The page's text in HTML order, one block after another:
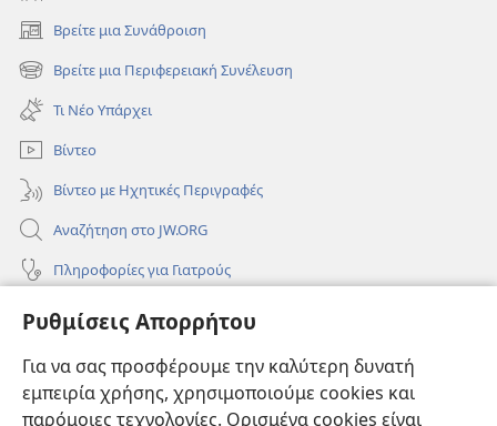
Ρυθμίσεις Απορρήτου
Για να σας προσφέρουμε την καλύτερη δυνατή
εμπειρία χρήσης, χρησιμοποιούμε cookies και
παρόμοιες τεχνολογίες. Ορισμένα cookies είναι
Βρείτε μια Συνάθροιση
(ανοίγει
νέο
παράθυρο)
Βρείτε μια Περιφερειακή Συνέλευση
(ανοίγει
νέο
παράθυρο)
Τι Νέο Υπάρχει
Βίντεο
Βίντεο με Ηχητικές Περιγραφές
Αναζήτηση στο JW.ORG
Πληροφορίες για Γιατρούς
Πληροφορίες για Επίσημους Φορείς και ΜΜΕ
Συνεισφορές
(ανοίγει